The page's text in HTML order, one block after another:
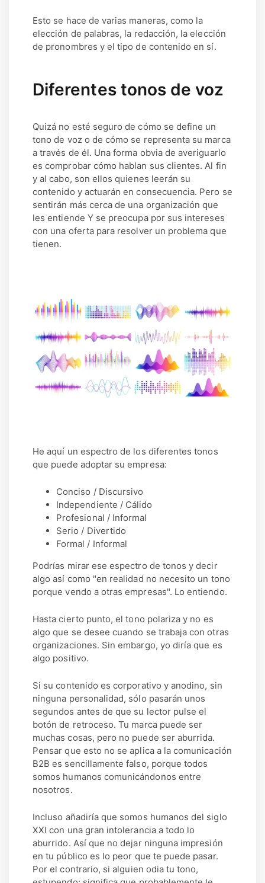
Esto se hace de varias maneras, como la
elección de palabras, la redacción, la elección
de pronombres y el tipo de contenido en sí.
Diferentes tonos de voz
Quizá no esté seguro de cómo se define un
tono de voz o de cómo se representa su marca
a través de él. Una forma obvia de averiguarlo
es comprobar cómo hablan sus clientes. Al fin
y al cabo, son ellos quienes leerán su
contenido y actuarán en consecuencia. Pero se
sentirán más cerca de una organización que
les entiende Y se preocupa por sus intereses
con una oferta para resolver un problema que
tienen.
He aquí un espectro de los diferentes tonos
que puede adoptar su empresa:
Conciso / Discursivo
Independiente / Cálido
Profesional / Informal
Serio / Divertido
Formal / Informal
Podrías mirar ese espectro de tonos y decir
algo así como "en realidad no necesito un tono
porque vendo a otras empresas". Lo entiendo.
Hasta cierto punto, el tono polariza y no es
algo que se desee cuando se trabaja con otras
organizaciones. Sin embargo, yo diría que es
algo positivo.
Si su contenido es corporativo y anodino, sin
ninguna personalidad, sólo pasarán unos
segundos antes de que su lector pulse el
botón de retroceso. Tu marca puede ser
muchas cosas, pero no puede ser aburrida.
Pensar que esto no se aplica a la comunicación
B2B es sencillamente falso, porque todos
somos humanos comunicándonos entre
nosotros.
Incluso añadiría que somos humanos del siglo
XXI con una gran intolerancia a todo lo
aburrido. Así que no dejar ninguna impresión
en tu público es lo peor que te puede pasar.
Por el contrario, si alguien odia tu tono,